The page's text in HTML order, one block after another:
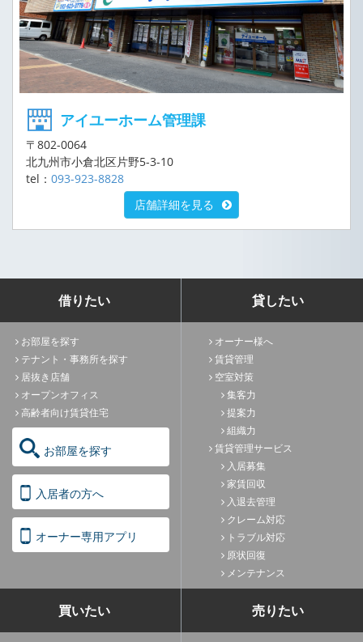
アイユーホーム管理課
〒802-0064
北九州市小倉北区片野5-3-10
tel： 093-923-8828
店舗詳細を見る
借りたい
お部屋を探す
テナント・事務所を探す
居抜き店舗
オープンオフィス
高齢者向け賃貸住宅
お部屋を探す
入居者の方へ
オーナー専用アプリ
貸したい
オーナー様へ
賃貸管理
空室対策
集客力
提案力
組織力
賃貸管理サービス
入居募集
家賃回収
入退去管理
クレーム対応
トラブル対応
原状回復
メンテナンス
買いたい 売りたい